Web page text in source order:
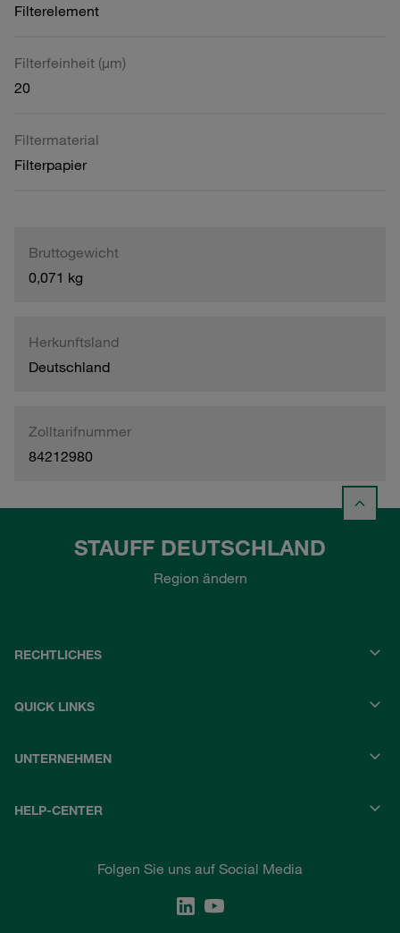
Filterelement
Filterfeinheit (µm)
20
Filtermaterial
Filterpapier
Bruttogewicht
0,071 kg
Herkunftsland
Deutschland
Zolltarifnummer
84212980
STAUFF DEUTSCHLAND
Region ändern
RECHTLICHES
QUICK LINKS
UNTERNEHMEN
HELP-CENTER
Folgen Sie uns auf Social Media